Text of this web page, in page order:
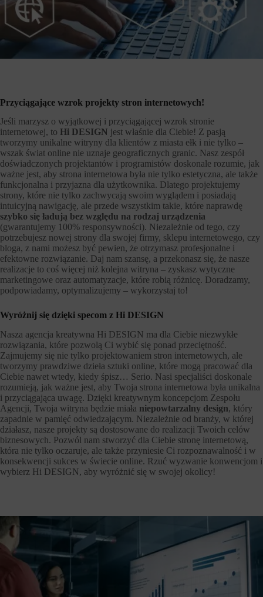
Przyciągające wzrok projekty stron internetowych!
Jeśli marzysz o wyjątkowej i przyciągającej wzrok stronie
internetowej, to Hi DESIGN jest właśnie dla Ciebie! Z pasją
tworzymy unikalne witryny dla klientów z miasta ełk i nie tylko –
wszak świat online nie uznaje geograficznych granic. Nasz zespół
doświadczonych projektantów i programistów doskonale rozumie, jak
ważne jest, aby strona internetowa była nie tylko estetyczna, ale także
funkcjonalna i przyjazna dla użytkownika. Dlatego projektujemy
strony, które nie tylko zachwycają swoim wyglądem i posiadają
intuicyjną nawigację, ale przede wszystkim takie, które naprawdę
szybko się ładują bez względu na rodzaj urządzenia
(gwarantujemy 100% responsywności). Niezależnie od tego, czy
potrzebujesz nowej strony dla swojej firmy, sklepu internetowego, czy
bloga, z nami możesz być pewien, że otrzymasz profesjonalne i
efektowne rozwiązanie. Daj nam szansę, a przekonasz się, że nasze
realizacje to coś więcej niż kolejna witryna – zyskasz wytyczne
marketingowe oraz automatyzacje, które robią różnicę. Doradzamy,
podpowiadamy, optymalizujemy – wykorzystaj to!
Wyróżnij się dzięki specom z Hi DESIGN
Nasza agencja kreatywna Hi DESIGN ma dla Ciebie niezwykłe
rozwiązania, które pozwolą Ci wybić się ponad przeciętność.
Zajmujemy się nie tylko projektowaniem stron internetowych, ale
tworzymy prawdziwe dzieła sztuki online, które mogą pracować dla
Ciebie nawet wtedy, kiedy śpisz… Serio. Nasi specjaliści doskonale
rozumieją, jak ważne jest, aby Twoja strona internetowa była unikalna
i przyciągająca uwagę. Dzięki kreatywnym koncepcjom Zespołu
Agencji, Twoja witryna będzie miała niepowtarzalny design, który
zapadnie w pamięć odwiedzającym. Niezależnie od branży, w której
działasz, nasze projekty są dostosowane do realizacji Twoich celów
biznesowych. Pozwól nam stworzyć dla Ciebie stronę internetową,
która nie tylko oczaruje, ale także przyniesie Ci rozpoznawalność i w
konsekwencji sukces w świecie online. Rzuć wyzwanie konwencjom i
wybierz Hi DESIGN, aby wyróżnić się w swojej okolicy!